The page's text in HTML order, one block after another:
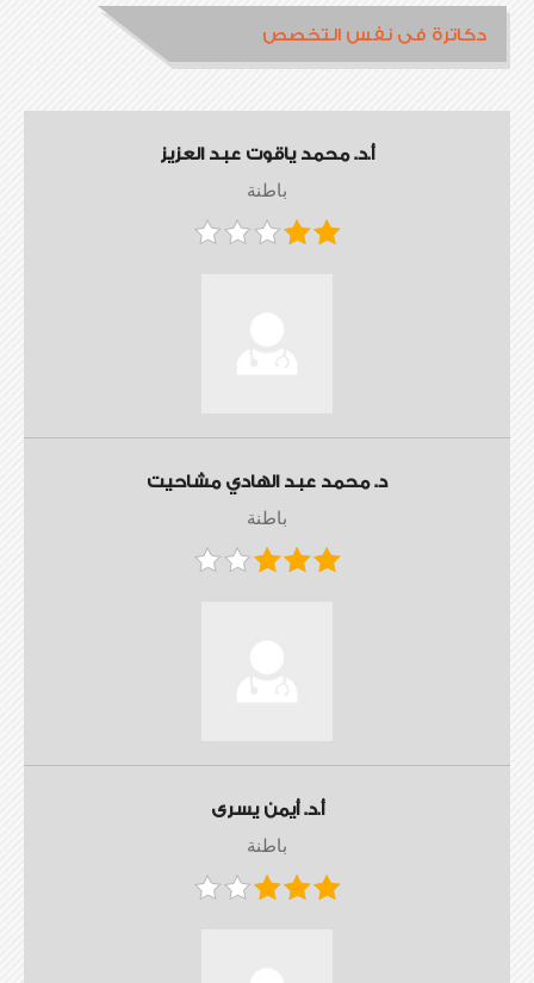
دكاترة فى نفس التخصص
أ.د. محمد ياقوت عبد العزيز
باطنة
د. محمد عبد الهادي مشاحيت
باطنة
أ.د. أيمن يسرى
باطنة